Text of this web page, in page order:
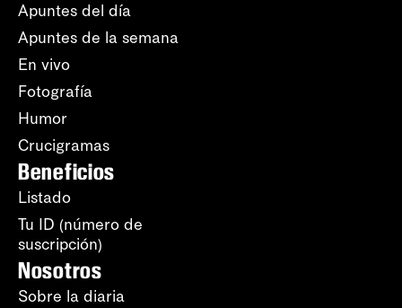
Apuntes del día
Apuntes de la semana
En vivo
Fotografía
Humor
Crucigramas
Beneficios
Listado
Tu ID (número de
suscripción)
Nosotros
Sobre la diaria